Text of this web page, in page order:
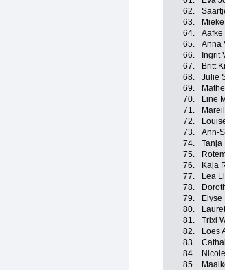
62.
63.
64.
Aafke
65.
Anna
66.
Ingrit
67.
Britt
68.
Julie
69.
70.
Line
71.
72.
73.
Ann-
74.
Tanja
75.
76.
Kaja
77.
Lea
78.
79.
Elyse
80.
81.
Trixi
82.
Loes
83.
84.
85.